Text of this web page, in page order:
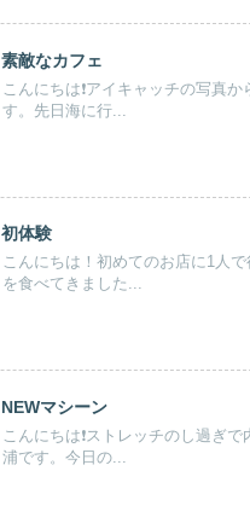
素敵なカフェ
こんにちは❗️アイキャッチの写真
す。先日海に行...
初体験
こんにちは！初めてのお店に1人
を食べてきました...
NEWマシーン
こんにちは❗️ストレッチのし過ぎ
浦です。今日の...